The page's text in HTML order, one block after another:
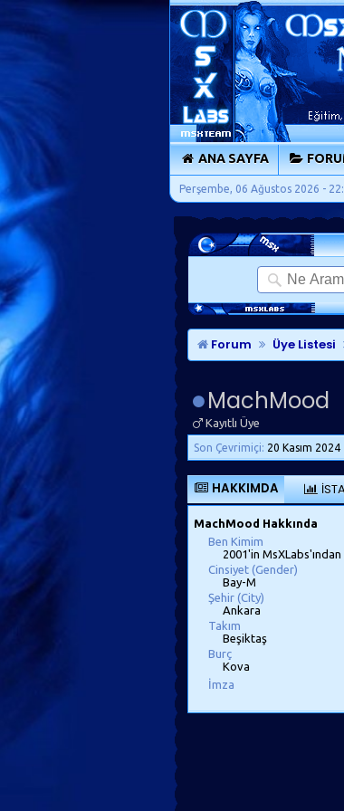
ANA SAYFA
Perşembe, 06 Ağustos 2026 -
Forum Üye Listesi
MachMood
Kayıtlı Üye
Son Çevrimiçi: 20 Kasım 2024
HAKKIMDA
MachMood Hakkında
Ben Kimim
2001'in
Cinsiyet (Gender)
Bay-M
Şehir (City)
Ankara
Takım
Beşiktaş
Burç
Kova
İmza